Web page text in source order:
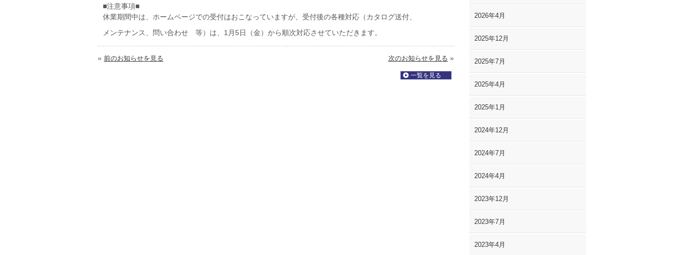
■注意事項■
休業期間中は、ホームページでの受付はおこなっていますが、受付後の各種対応（カタログ送付、
メンテナンス、問い合わせ 等）は、1月5日（金）から順次対応させていただきます。
« 前のお知らせを見る 次のお知らせを見る »
一覧を見る
2026年4月
2025年12月
2025年7月
2025年4月
2025年1月
2024年12月
2024年7月
2024年4月
2023年12月
2023年7月
2023年4月